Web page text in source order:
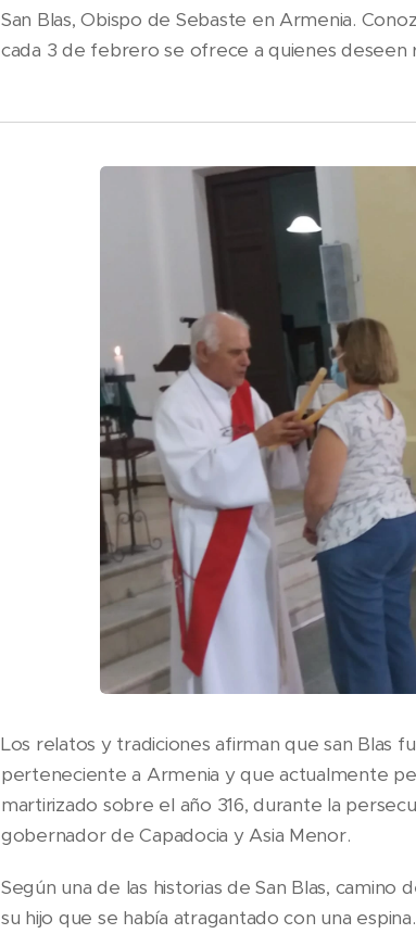
San Blas, Obispo de Sebaste en Armenia.
cada 3 de febrero se ofrece a quienes deseen
Los relatos y tradiciones afirman que san Blas
perteneciente a Armenia y que actualmente
martirizado sobre el año 316, durante la
gobernador de Capadocia y Asia Menor.
Según una de las historias de San Blas,
su hijo que se había atragantado con una